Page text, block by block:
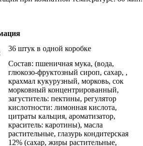
36 штук в одной коробке
Состав: пшеничная мука, (вода,
глюкозо-фруктозный сироп, сахар, ,
крахмал кукурузный, морковь, сок
морковный концентрированный,
загуститель: пектины, регулятор
кислотности: лимонная кислота,
цитраты кальция, ароматизатор,
краситель: каротины), масла
растительные, глазурь кондитерская
12% (сахар, жиры растительные,